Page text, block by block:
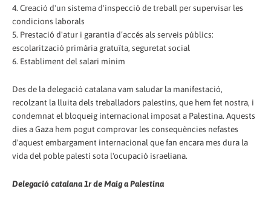
4. Creació d'un sistema d'inspecció de treball per supervisar les
condicions laborals
5. Prestació d'atur i garantia d’accés als serveis públics:
escolarització primària gratuïta, seguretat social
6. Establiment del salari mínim
Des de la delegació catalana vam saludar la manifestació,
recolzant la lluita dels treballadors palestins, que hem fet nostra, i
condemnat el bloqueig internacional imposat a Palestina. Aquests
dies a Gaza hem pogut comprovar les consequències nefastes
d'aquest embargament internacional que fan encara mes dura la
vida del poble palestí sota l'ocupació israeliana.
Delegació catalana 1r de Maig a Palestina